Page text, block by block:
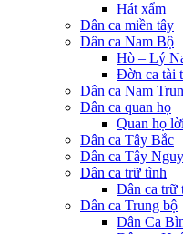
Hát xẩm
Dân ca miền tây
Dân ca Nam Bộ
Hò – Lý
Đờn ca tài
Dân ca Nam
Dân ca quan họ
Quan họ
Dân ca Tây Bắc
Dân ca Tây
Dân ca trữ tình
Dân ca trữ
Dân ca Trung bộ
Dân Ca